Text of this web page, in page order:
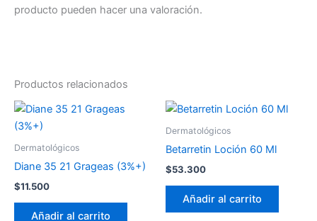
producto pueden hacer una valoración.
Productos relacionados
Dermatológicos
Diane 35 21 Grageas (3%+)
$11.500
Añadir al carrito
Dermatológicos
Betarretin Loción 60 Ml
$53.300
Añadir al carrito